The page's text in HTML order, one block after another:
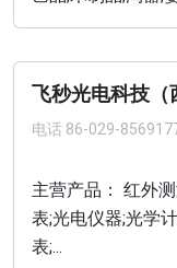
飞秒光电科技
电话 86-029-
主营产品： 红外
表;光电仪器;光学
表;...